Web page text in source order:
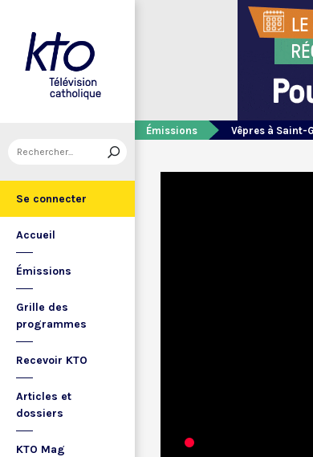
Se connecter
Accueil
Émissions
Grille des
programmes
Recevoir KTO
Articles et
dossiers
KTO Mag
Émissions Vêpres à Saint-